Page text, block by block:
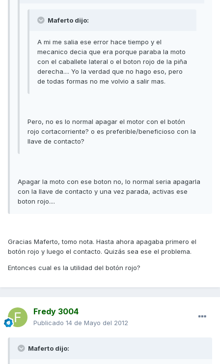
Maferto dijo:
A mi me salia ese error hace tiempo y el
mecanico decia que era porque paraba la moto
con el caballete lateral o el boton rojo de la piña
derecha.... Yo la verdad que no hago eso, pero
de todas formas no me volvio a salir mas.
Pero, no es lo normal apagar el motor con el botón
rojo cortacorriente? o es preferible/beneficioso con la
llave de contacto?
Apagar la moto con ese boton no, lo normal seria apagarla
con la llave de contacto y una vez parada, activas ese
boton rojo....
Gracias Maferto, tomo nota. Hasta ahora apagaba primero el
botón rojo y luego el contacto. Quizás sea ese el problema.
Entonces cual es la utilidad del botón rojo?
Fredy 3004
Publicado 14 de Mayo del 2012
Maferto dijo: